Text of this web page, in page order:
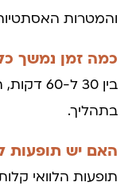
והמטרות
כמה זמן נמשך
בין 30
בתהליך.
האם יש תופעות
תופעות הלוואי